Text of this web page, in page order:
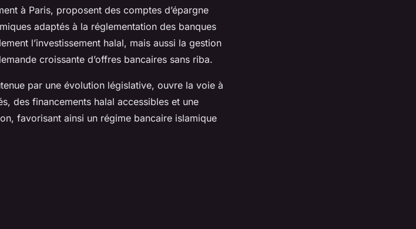
à Paris, proposent des comptes d’épargne
adaptés à la réglementation des banques
l’investissement halal, mais aussi la gestion
croissante d’offres bancaires sans riba.
par une évolution législative, ouvre la voie à
des financements halal accessibles et une
favorisant ainsi un régime bancaire islamique